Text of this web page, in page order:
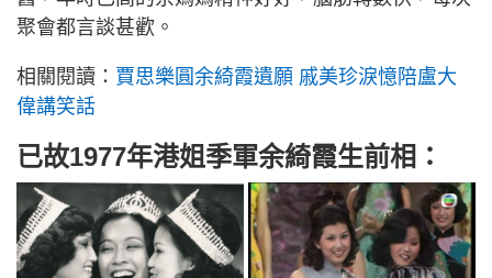
聚會都言談甚歡。
相關閱讀： 賈思樂圓余綺霞遺願 戚美珍淚憶陪盧大
偉講笑話
已故1977年港姐季軍余綺霞生前相：